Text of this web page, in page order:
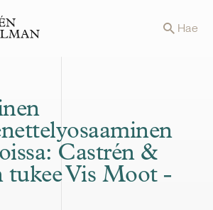
Hae
Castrén &
tukee Vis Moot -